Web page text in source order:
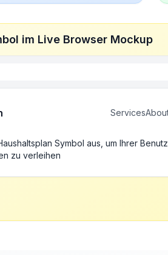
im Live Browser Mockup
Services
Symbol aus, um Ihrer
zu verleihen